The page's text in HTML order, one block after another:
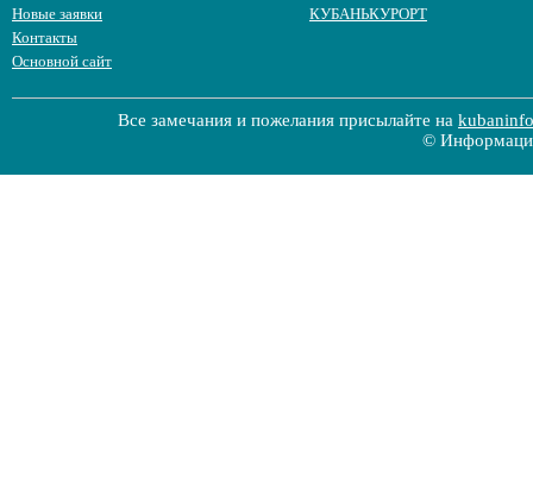
Новые заявки
Контакты
Основной сайт
КУБАНЬКУРОРТ
Все замечания и пожелания присылайте на
©